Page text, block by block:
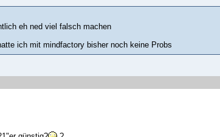
eh ned viel falsch machen
ich mit mindfactory bisher noch keine Probs